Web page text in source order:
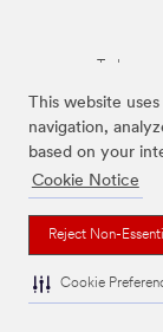
This website
navigation,
based on your
Cookie Notice
Reject Non-
Cookie
Todas as